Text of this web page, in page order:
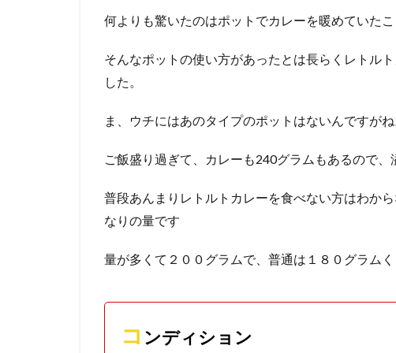
何よりも驚いたのはポットでカレーを暖めていたこ
そんなポットの使い方があったとは長らくレトル
した。
ま、ウチにはあのタイプのポットはないんですがね
ご飯盛り過ぎて、カレーも240グラムもあるので、
普段あんまりレトルトカレーを食べない方はわか
なりの量です
量が多くて２００グラムで、普通は１８０グラムく
コ ンディション